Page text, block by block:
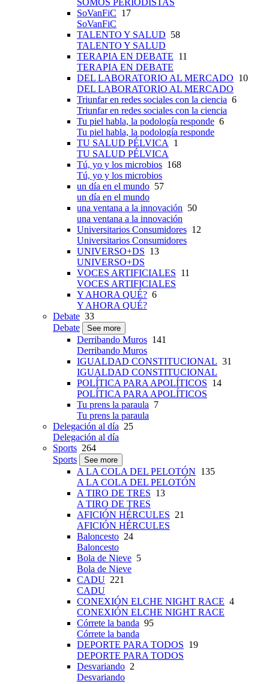
SOMOS PERIODISTAS
SoVanFiC 17
SoVanFiC
TALENTO Y SALUD 58
TALENTO Y SALUD
TERAPIA EN DEBATE 11
TERAPIA EN DEBATE
DEL LABORATORIO AL MERCADO 10
DEL LABORATORIO AL MERCADO
Triunfar en redes sociales con la ciencia 6
Triunfar en redes sociales con la ciencia
Tu piel habla, la podología responde 6
Tu piel habla, la podología responde
TU SALUD PÉLVICA
1
TU SALUD PÉLVICA
Tú, yo y los microbios 168
Tú, yo y los microbios
un día en el mundo 57
un día en el mundo
una ventana a la innovación 50
una ventana a la innovación
Universitarios Consumidores 12
Universitarios Consumidores
UNIVERSO+DS 13
UNIVERSO+DS
VOCES ARTIFICIALES 11
VOCES ARTIFICIALES
Y AHORA QUÉ? 6
Y AHORA QUÉ?
Debate 33
Debate
See more
Derribando Muros 141
Derribando Muros
IGUALDAD CONSTITUCIONAL 31
IGUALDAD CONSTITUCIONAL
POLÍTICA PARA APOLÍTICOS 14
POLÍTICA PARA APOLÍTICOS
Tu prens la paraula 7
Tu prens la paraula
Delegación al día 25
Delegación al día
Sports 264
Sports
See more
A LA COLA DEL PELOTÓN 135
A LA COLA DEL PELOTÓN
A TIRO DE TRES 13
A TIRO DE TRES
AFICIÓN HÉRCULES 21
AFICIÓN HÉRCULES
Baloncesto 24
Baloncesto
Bola de Nieve 5
Bola de Nieve
CADU 221
CADU
CONEXIÓN ELCHE NIGHT RACE 4
CONEXIÓN ELCHE NIGHT RACE
Córrete la banda 95
Córrete la banda
DEPORTE PARA TODOS 19
DEPORTE PARA TODOS
Desvariando 2
Desvariando